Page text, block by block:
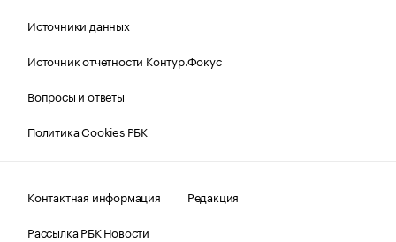
Источники данных
Источник отчетности Контур.Фокус
Вопросы и ответы
Политика Cookies РБК
Контактная информация
Редакция
Рассылка РБК Новости